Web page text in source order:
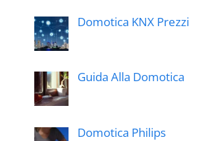
Domotica KNX Prezzi
Guida Alla Domotica
Domotica Philips